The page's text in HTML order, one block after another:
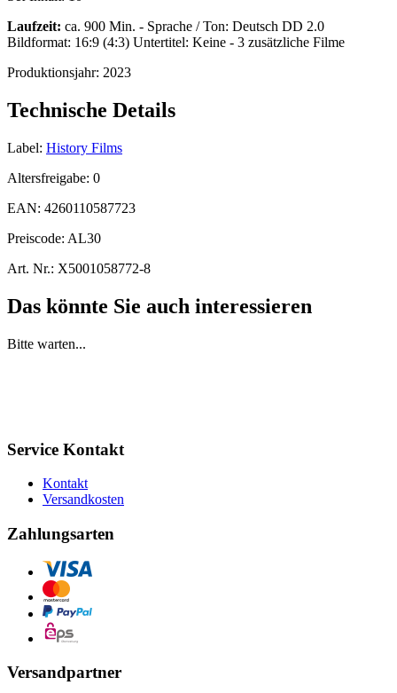
Laufzeit: ca. 900 Min. - Sprache / Ton: Deutsch DD 2.0
Bildformat: 16:9 (4:3) Untertitel: Keine - 3 zusätzliche Filme
Produktionsjahr: 2023
Technische Details
Label: History Films
Altersfreigabe: 0
EAN: 4260110587723
Preiscode: AL30
Art. Nr.: X5001058772-8
Das könnte Sie auch interessieren
Bitte warten...
Service Kontakt
Kontakt
Versandkosten
Zahlungsarten
Versandpartner